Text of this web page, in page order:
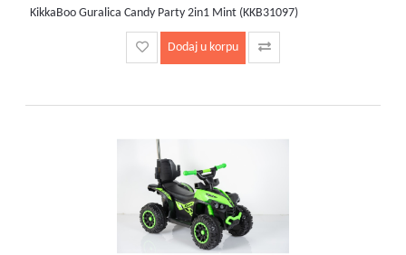
KikkaBoo Guralica Candy Party 2in1 Mint (KKB31097)
Dodaj u korpu